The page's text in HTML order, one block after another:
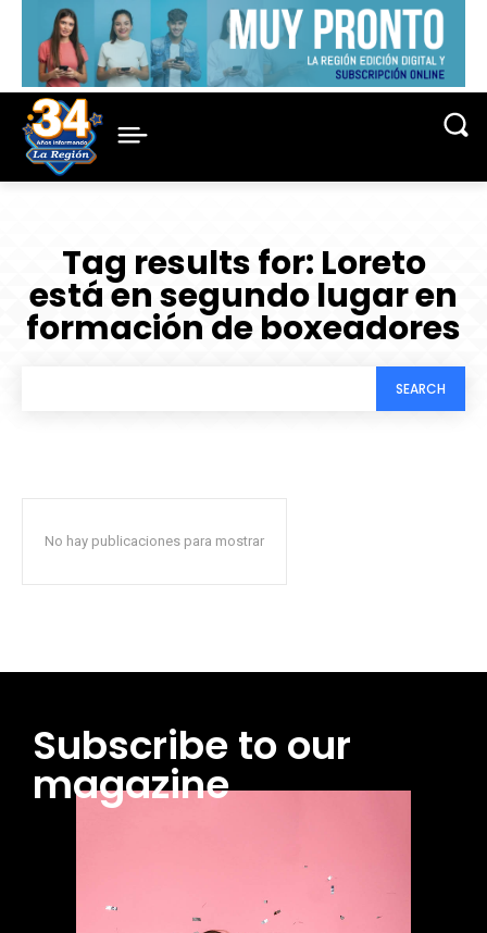
Tag results for: Loreto
está en segundo lugar en
formación de boxeadores
SEARCH
No hay publicaciones para mostrar
Subscribe to our
magazine